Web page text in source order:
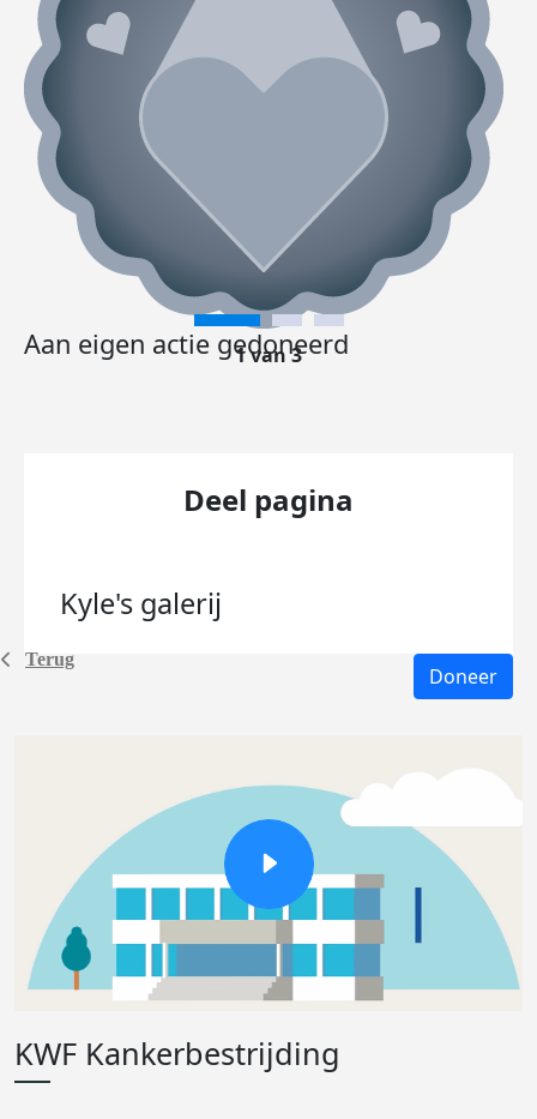
Terug
Aan eigen actie gedoneerd
1 van 3
Deel pagina
Kyle's galerij
Doneer
KWF Kankerbestrijding